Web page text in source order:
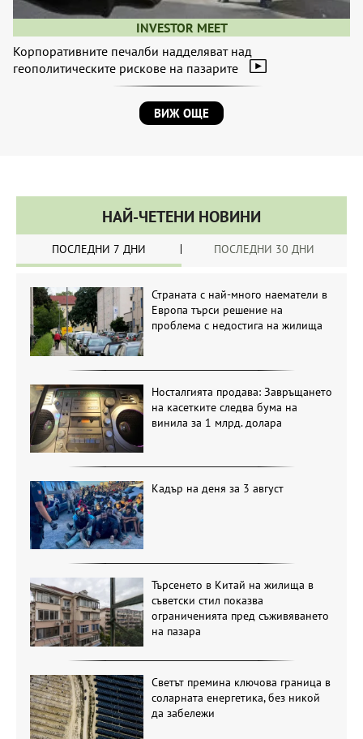
INVESTOR MEET
Корпоративните печалби надделяват над
геополитическите рискове на пазарите
ВИЖ ОЩЕ
НАЙ-ЧЕТЕНИ НОВИНИ
ПОСЛЕДНИ 7 ДНИ ПОСЛЕДНИ 30 ДНИ
Страната с най-много наематели в
Европа търси решение на
проблема с недостига на жилища
Носталгията продава: Завръщането
на касетките следва бума на
винила за 1 млрд. долара
Кадър на деня за 3 август
Търсенето в Китай на жилища в
съветски стил показва
ограниченията пред съживяването
на пазара
Светът премина ключова граница в
соларната енергетика, без никой
да забележи